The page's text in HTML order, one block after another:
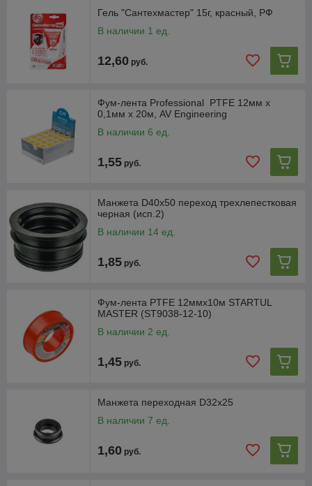
Гель "Сантехмастер" 15г, красный, РФ
В наличии 1 ед.
12,60 руб.
Фум-лента Professional PTFE 12мм х
0,1мм х 20м, AV Engineering
В наличии 6 ед.
1,55 руб.
Манжета D40х50 переход трехлепестковая
черная (исп.2)
В наличии 14 ед.
1,85 руб.
Фум-лента PTFE 12ммх10м STARTUL
MASTER (ST9038-12-10)
В наличии 2 ед.
1,45 руб.
Манжета переходная D32х25
В наличии 7 ед.
1,60 руб.